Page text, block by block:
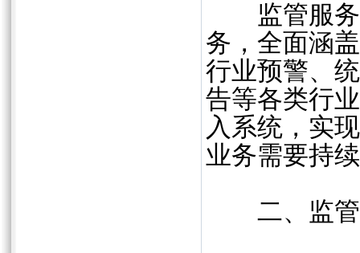
监管服务
务，全面涵
行业预警、
告等各类行
入系统，实
业务需要持
二、监管